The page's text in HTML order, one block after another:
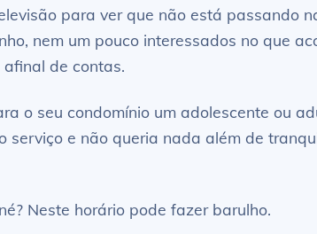
para ver que não está passando
nem um pouco interessados no que
de contas.
o seu condomínio um adolescente ou
serviço e não queria nada além de
Neste horário pode fazer barulho.